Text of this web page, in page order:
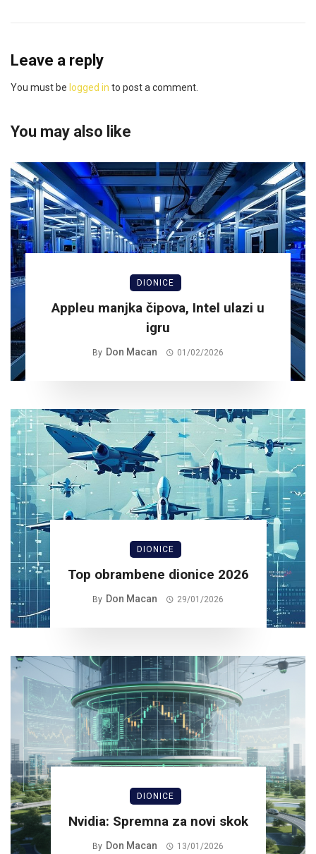
Leave a reply
You must be logged in to post a comment.
You may also like
DIONICE
Appleu manjka čipova, Intel ulazi u
igru
By Don Macan 01/02/2026
DIONICE
Top obrambene dionice 2026
By Don Macan 29/01/2026
DIONICE
Nvidia: Spremna za novi skok
By Don Macan 13/01/2026